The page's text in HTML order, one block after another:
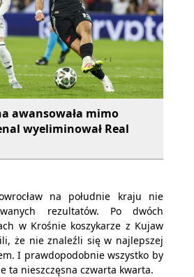
awansowała mimo
wyeliminował Real
na południe kraju nie
rezultatów. Po dwóch
w Krośnie koszykarze z Kujaw
że nie znaleźli się w najlepszej
I prawdopodobnie wszystko by
ta nieszczęsna czwarta kwarta.